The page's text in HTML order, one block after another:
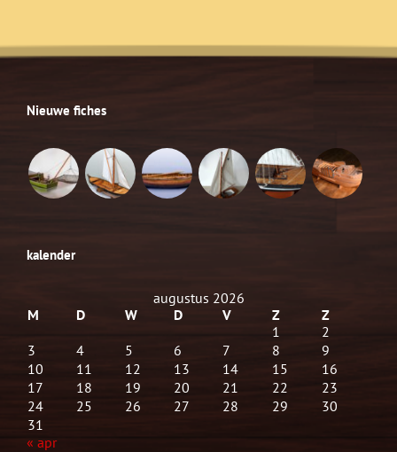
Nieuwe fiches
kalender
augustus 2026
M
D W D V Z
Z
1
2
3
4 5 6 7 8
9
10
11 12 13 14 15
16
17
18 19 20 21 22
23
24
25 26 27 28 29
30
31
« apr